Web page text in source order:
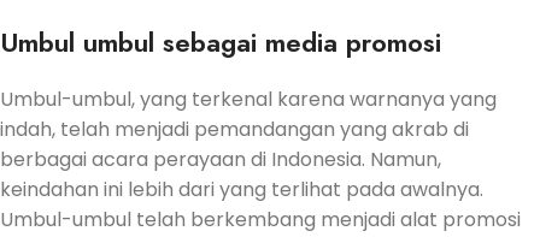
Umbul umbul sebagai media promosi
Umbul-umbul, yang terkenal karena warnanya yang
indah, telah menjadi pemandangan yang akrab di
berbagai acara perayaan di Indonesia. Namun,
keindahan ini lebih dari yang terlihat pada awalnya.
Umbul-umbul telah berkembang menjadi alat promosi